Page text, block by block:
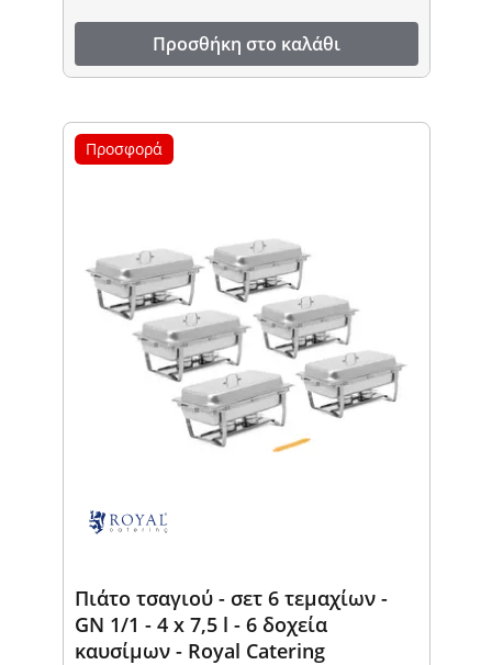
Προσθήκη στο καλάθι
Προσφορά
Πιάτο τσαγιού - σετ 6 τεμαχίων -
GN 1/1 - 4 x 7,5 l - 6 δοχεία
καυσίμων - Royal Catering